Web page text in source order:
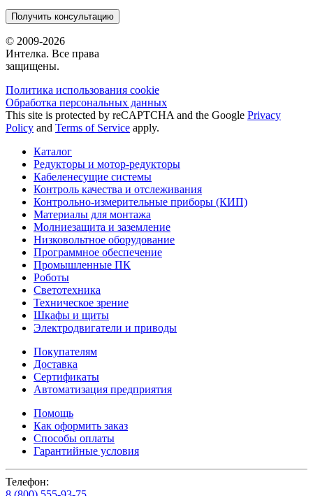
Получить консультацию
© 2009-2026
Интелка. Все права
защищены.
Политика использования сookie
Обработка персональных данных
This site is protected by reCAPTCHA and the Google Privacy
Policy and Terms of Service apply.
Каталог
Редукторы и мотор-редукторы
Кабеленесущие системы
Контроль качества и отслеживания
Контрольно-измерительные приборы (КИП)
Материалы для монтажа
Молниезащита и заземление
Низковольтное оборудование
Программное обеспечение
Промышленные ПК
Роботы
Светотехника
Техническое зрение
Шкафы и щиты
Электродвигатели и приводы
Покупателям
Доставка
Сертификаты
Автоматизация предприятия
Помощь
Как оформить заказ
Способы оплаты
Гарантийные условия
Телефон: